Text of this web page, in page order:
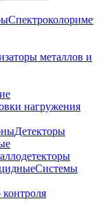
металлов и
нагружения
Детекторы
Системы